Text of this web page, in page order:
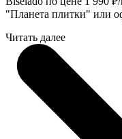
"Планета плитки" или
Читать далее